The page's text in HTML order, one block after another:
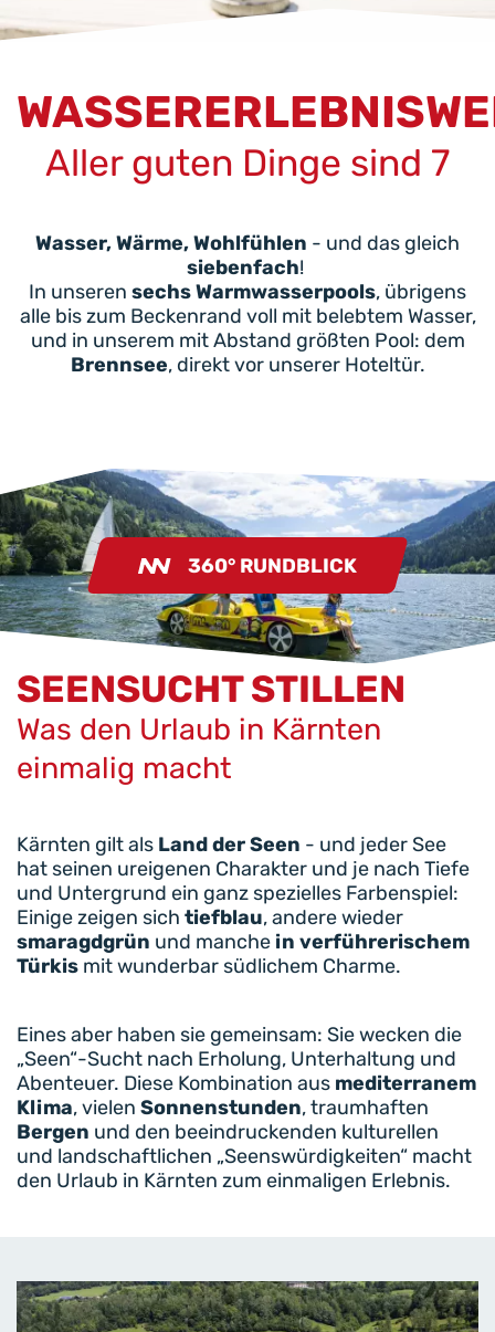
Aller guten Dinge sind 7
Wasser, Wärme, Wohlfühlen - und das gleich
siebenfach!
In unseren sechs Warmwasserpools, übrigens
alle bis zum Beckenrand voll mit belebtem Wasser,
und in unserem mit Abstand größten Pool: dem
Brennsee, direkt vor unserer Hoteltür.
360° RUNDBLICK
SEENSUCHT STILLEN
Was den Urlaub in Kärnten
einmalig macht
Kärnten gilt als Land der Seen - und jeder See
hat seinen ureigenen Charakter und je nach Tiefe
und Untergrund ein ganz spezielles Farbenspiel:
Einige zeigen sich tiefblau, andere wieder
smaragdgrün und manche in verführerischem
Türkis mit wunderbar südlichem Charme.
Eines aber haben sie gemeinsam: Sie wecken die
„Seen“-Sucht nach Erholung, Unterhaltung und
Abenteuer. Diese Kombination aus mediterranem
Klima, vielen Sonnenstunden, traumhaften
Bergen und den beeindruckenden kulturellen
und landschaftlichen „Seenswürdigkeiten“ macht
den Urlaub in Kärnten zum einmaligen Erlebnis.